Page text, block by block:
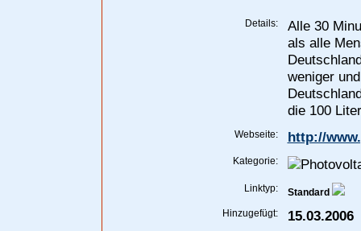
Details:
Alle 30
als alle
weniger
die 100
Webseite: http://
Kategorie:
Linktyp:
Standard
Hinzugefügt:
15.03.2006